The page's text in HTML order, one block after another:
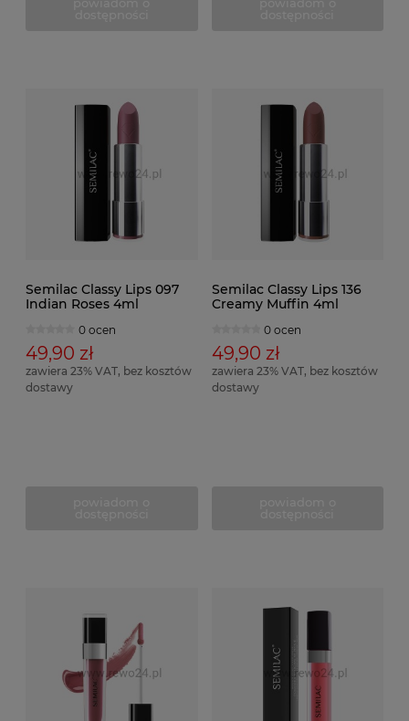
Semilac Classy Lips 097
Indian Roses 4ml
0 ocen
49,90 zł
zawiera 23% VAT, bez kosztów
dostawy
Semilac Classy Lips 136
Creamy Muffin 4ml
0 ocen
49,90 zł
zawiera 23% VAT, bez kosztów
dostawy